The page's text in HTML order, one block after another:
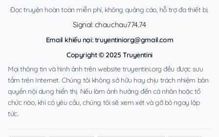
Đọc truyện hoàn toàn miễn phí, không quảng cáo, hỗ trợ đa thiết bị.
Signal: chauchau774.74
Email khiếu nại:truyentiniorg@gmail.com
Copyright © 2025 Truyentini
Mọi thông tin và hình ảnh trên website truyentini.org đều được sưu
tầm trên Internet. Chúng tôi không sở hữu hay chịu trách nhiệm bản
quyền nội dung hiển thị. Nếu làm ảnh hưởng đến cá nhân hoặc tổ
chức nào, khi có yêu cầu, chúng tôi sẽ xem xét và gỡ bỏ ngay lập
tức.